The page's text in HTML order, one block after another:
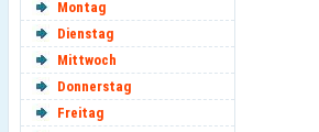
Montag
Dienstag
Mittwoch
Donnerstag
Freitag